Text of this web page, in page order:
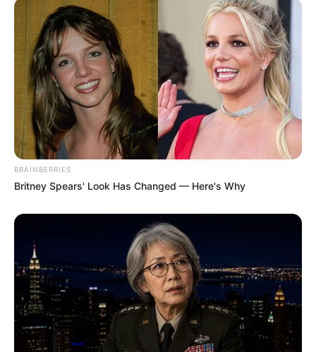
Shocking Turn Of Event: Actors Who Pursued
Controversial Careers
BRAINBERRIES
The 90s Was A Fantastic Decade For Fans Of
Action Movies
BRAINBERRIES
BRAINBERRIES
Britney Spears' Look Has Changed — Here's Why